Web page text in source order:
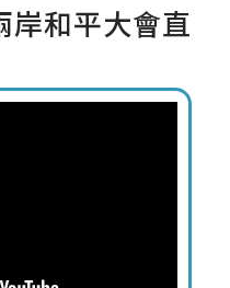
岸和平大會直